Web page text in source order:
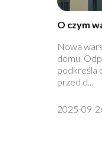
O czym
Nowa
domu.
podkreśla
przed d...
2025-09-